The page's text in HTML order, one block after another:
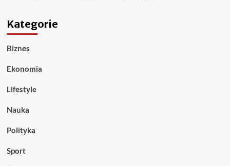
Kategorie
Biznes
Ekonomia
Lifestyle
Nauka
Polityka
Sport